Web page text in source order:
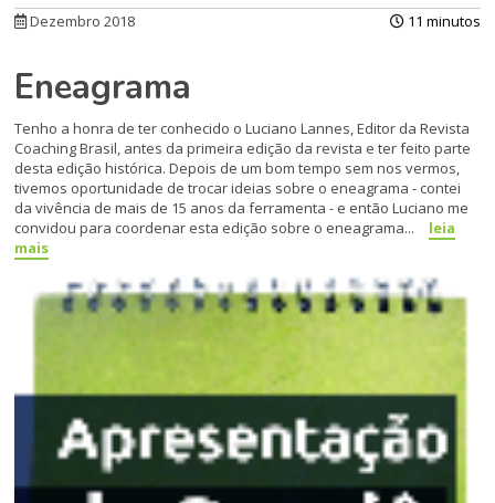
Dezembro 2018 11 minutos
Eneagrama
Tenho a honra de ter conhecido o Luciano Lannes, Editor da Revista
Coaching Brasil, antes da primeira edição da revista e ter feito parte
desta edição histórica. Depois de um bom tempo sem nos vermos,
tivemos oportunidade de trocar ideias sobre o eneagrama - contei
da vivência de mais de 15 anos da ferramenta - e então Luciano me
convidou para coordenar esta edição sobre o eneagrama...
leia
mais